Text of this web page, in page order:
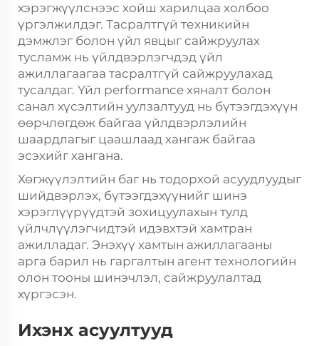
хэрэгжүүлснээс хойш харилцаа холбоо
үргэлжилдэг. Тасралтгүй техникийн
дэмжлэг болон үйл явцыг сайжруулах
тусламж нь үйлдвэрлэгчдэд үйл
ажиллагаагаа тасралтгүй сайжруулахад
тусалдаг. Үйл performance хяналт болон
санал хүсэлтийн уулзалтууд нь бүтээгдэхүүн
өөрчлөгдөж байгаа үйлдвэрлэлийн
шаардлагыг цаашлаад хангаж байгаа
эсэхийг хангана.
Хөгжүүлэлтийн баг нь тодорхой асуудлуудыг
шийдвэрлэх, бүтээгдэхүүнийг шинэ
хэрэглүүрүүдтэй зохицуулахын тулд
үйлчлүүлэгчидтэй идэвхтэй хамтран
ажилладаг. Энэхүү хамтын ажиллагааны
арга барил нь гаргалтын агент технологийн
олон тооны шинэчлэл, сайжруулалтад
хүргэсэн.
Ихэнх асуултууд